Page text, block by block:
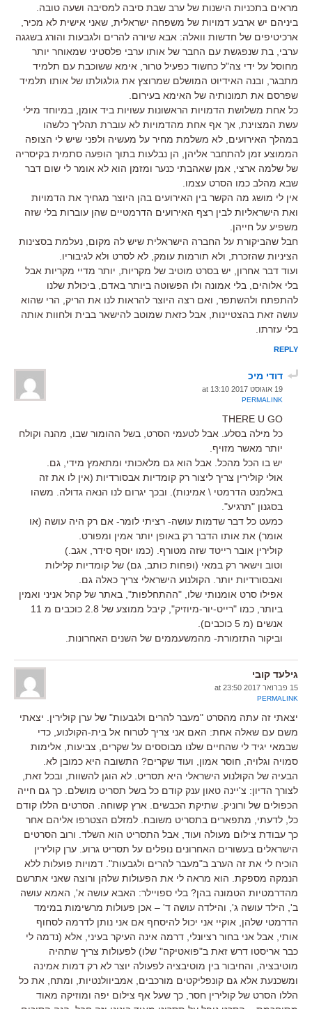
מראים בתכניות הישנות של ערב שבת סיבה למסיבה ושעה טובה.
ביניהם יש ארבע דמויות של משפחה ישראלית, שאני אישית לא מכיר,
ארכיטיפים של חדשות וואלה: אבא שיורה להרים ולגבעות והורג בשגגה
ערבי, בת שנפגשת עם החבר של אותו ערבי פלסטיני שמאוחר יותר
מחוסל על ידי צה"ל כחשוד כפעיל טרור, אימא ששוכבת עם תלמיד
מתבגר, ובנה האידיוט המושלם שמרוצץ את גולגולתו של אותו תלמיד
שפרסם את תמונותיה של האימא בעירום.
כל אחת משלושת הדמויות הראשונות עשויות ביד אומן, במיוחד מילי
עשת המצוינת, אך אף אחת מהדמויות לא עוברת תהליך כלשהו
במהלך האירועים, לא משלמת מחיר על מעשיה ולפני שיש לי הצופה
הממוצע זמן להתחבר אליהן, הן נבלעות בתוך הופעה סתמית בקיסריה
של שלמה ארצי, אמן שאהבתי כנער ומזמן הוא לא אומר לי שום דבר
שבא מהלב כמו הסרט עצמו.
אין לי מושג מה הקשר בין האירועים בהן היוצר מגחיך את הדמויות
ואת הישראליות לבין רצף האירועים הדרמטיים שהן עוברות בלי שזה
משפיע על חייהן.
חבל שהביקורת על החברה הישראלית שיש לה מקום, נעלמת בסצינות
הציניות שהזכרת, ולא תורמות עומק, לא לסרט ולא לגיבוריו.
ועוד דבר אחרון, יש בסרט מוטיב של מקריות, יותר מדיי מקריות אבל
בלי אלוהים, בלי אמונה ולו הפשוטה ביותר באדם, ביכולת שלנו
להתפתח ולהשתפר, ואם רצה היוצר להראות לנו את הריק, הרי שהוא
עושה זאת בהצטיינות, אבל כזאת שמוטב להישאר בבית ולחוות אותה
בלי עזרתו.
REPLY
דודי מיכ
19 אוגוסט 2017 at 13:10
PERMALINK
THERE U GO
כל מילה בסלע. אבל לטעמי הסרט, בשל ההומור שבו, מהנה וקולח
יותר מאשר מזויף.
יש בו הכל מהכל. אבל הוא גם מלאכותי ומתאמץ מידי, גם.
אולי קולירין צריך ליצור רק קומדיות אבסורדיות (אין לו את זה
באלמנט הדרמטי \ אמינות). ובכך יגרום לנו הנאה גדולה. משהו
בסגנון "תרגיע".
כמעט כל דבר שדמות עושה- רציתי לומר- אם רק היה עושה (או
אומר) את אותו הדבר רק באופן יותר אמין ומפורט.
קולירין אובר רייטד שזה מטורף. (כמו יוסף סידר, אגב.)
וטוב וישאר רק במאי (ופחות כותב, גם) של קומדיות קלילות
ואבסורדיות יותר. הקולנוע הישראלי צריך כאלה גם.
אפילו סרט אומנותי שלו, "ההתחלפות", באתר של קהל אניני ואמין
ביותר, כמו "רייט-יור-מיוזיק", קיבל ממוצע של 2.8 כוכבים מ 11
אנשים (מ 5 כוכבים).
וביקור התזמורת- מהמשעממים של השנים האחרונות.
גילעד קובי
15 פברואר 2017 at 23:50
PERMALINK
יצאתי זה עתה מהסרט "מעבר להרים ולגבעות" של ערן קולירין. יצאתי
משם עם שאלה אחת: האם אני צריך לטרוח אל בית-הקולנוע, כדי
שבמאי יגיד לי שהחיים שלנו מבוססים על שקרים, צביעות, אלימות
סמויה וגלויה, חוסר אמון, ועוד שקרים? התשובה היא כמובן לא.
הבעיה של הקולנוע הישראלי היא תסריט. לא הוגן להשוות, ובכל זאת,
לצורך הדיון: צ'יינה טאון ענק קודם כל בשל תסריט מושלם. כך גם חייה
הכפולים של ורוניק. שתיקת הכבשים. ארץ קשוחה. הסרטים הללו קודם
כל, לדעתי, מתפארים בתסריט משובח. למזלם הצטרפו אליהם אחר
כך עבודת צילום מעולה ועוד, אבל התסריט הוא השלד. ורוב הסרטים
הישראלים בעשורים האחרונים נופלים על תסריט גרוע. ערן קולירין
הוכיח לי את זה הערב ב"מעבר להרים ולגבעות". דמויות פועלות ללא
הנמקה מספקת. הוא מראה לי את הפעולות שלהן ורוצה שאני אתרשם
מהדרמטיות הטמונה בהן? בלי ספויילר: האבא עושה א', האמא עושה
ב', הילד עושה ג', והילדה עושה ד' – אכן פעולות מרשימות במימד
הדרמטי שלהן, אוקיי אני יכול להיסחף אם אני נותן לדרמה לסחוף
אותי, אבל אני בחור רציונלי, דרמה אינה העיקר בעיני, אלא (נדמה לי
כבר אריסטו דרש זאת ב"פואטיקה" שלו) לפעולות צריך שתהיה
מוטיבציה, והחיבור בין מוטיבציה לפעולה יוצר לא רק דמות אמינה
ומשכנעת אלא גם קונפליקטים מורכבים, אמביוולנטיות, ומתח, את כל
הללו הסרט של קולירין חסר, כך שעל אף צילום יפה ומוזיקה מאוד